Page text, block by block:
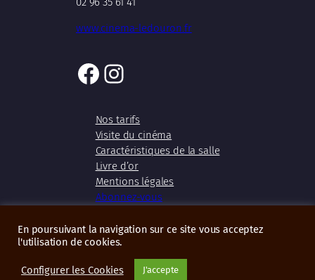
www.cinema-ledouron.fr
Facebook
Instagram
Nos tarifs
Visite du cinéma
Caractéristiques de la salle
Livre d’or
Mentions légales
Abonnez-vous
Copyright 2026 – Cinéma Le Douron
En poursuivant la navigation sur ce site vous acceptez
l'utilisation de cookies.
Configurer les Cookies J'accepte